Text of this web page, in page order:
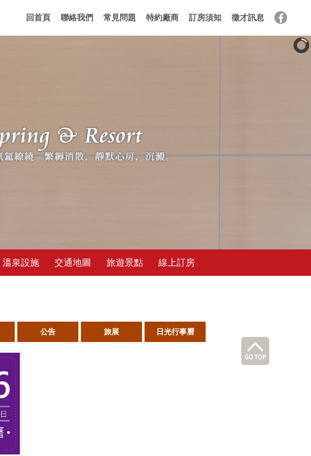
回首頁 聯絡我們 常見問題 特約廠商 訂房須知 徵才訊息
溫泉設施 交通地圖 旅遊景點 線上訂房
公告 旅展 日光行事曆